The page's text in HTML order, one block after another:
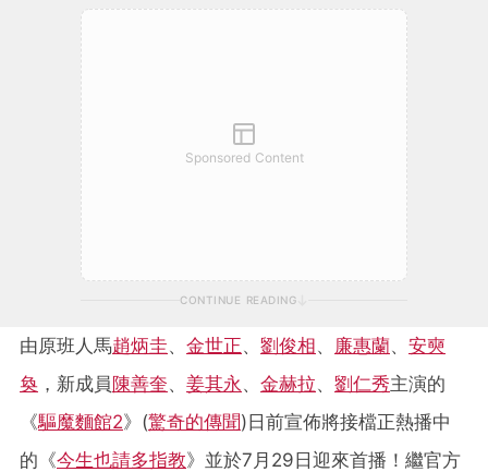
Sponsored Content
CONTINUE READING
由原班人馬趙炳圭、 金世正、 劉俊相、 廉惠蘭、 安奭
奐 ，新成員陳善奎、 姜其永 、 金赫拉、 劉仁秀主演的
《驅魔麵館2》(驚奇的傳聞)日前宣佈將接檔正熱播中
的《今生也請多指教》並於7月29日迎來首播！繼官方